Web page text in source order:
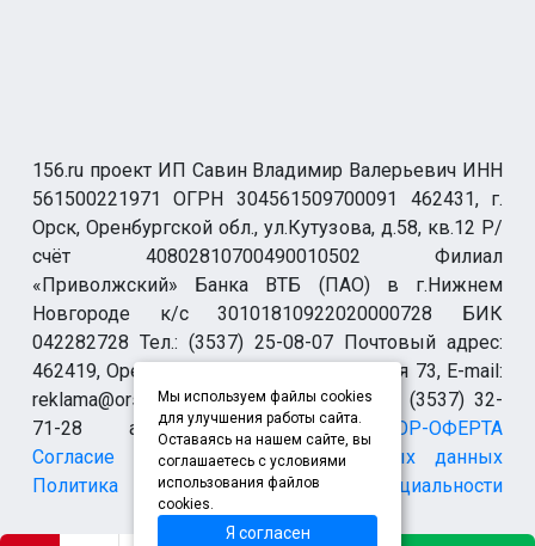
156.ru проект ИП Савин Владимир Валерьевич ИНН
561500221971 ОГРН 304561509700091 462431, г.
Орск, Оренбургской обл., ул.Кутузова, д.58, кв.12 Р/
счёт 40802810700490010502 Филиал
«Приволжский» Банка ВТБ (ПАО) в г.Нижнем
Новгороде к/с 30101810922020000728 БИК
042282728 Тел.: (3537) 25-08-07 Почтовый адрес:
462419, Оренбургская обл., г. Орск-19 а/я 73, E-mail:
reklama@orsk.ru ТЕЛЕФОН МОДЕРАЦИИ (3537) 32-
71-28 allsupport@orsk.ruДОГОВОР-ОФЕРТА
Согласие на обработку персональных данных
Политика конфиденциальности
Мы используем файлы cookies
для улучшения работы сайта.
Оставаясь на нашем сайте, вы
соглашаетесь с условиями
использования файлов
cookies.
Я согласен